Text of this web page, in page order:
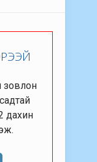
зовлон
дахин